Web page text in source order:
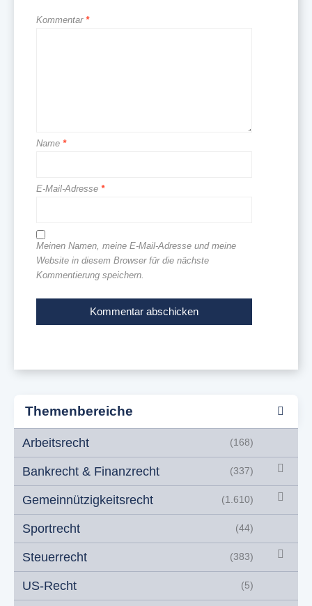
Kommentar *
Name *
E-Mail-Adresse *
Meinen Namen, meine E-Mail-Adresse und meine
Website in diesem Browser für die nächste
Kommentierung speichern.
Themenbereiche
Arbeitsrecht (168)
Bankrecht & Finanzrecht (337)
Gemeinnützigkeitsrecht (1.610)
Sportrecht (44)
Steuerrecht (383)
US-Recht (5)